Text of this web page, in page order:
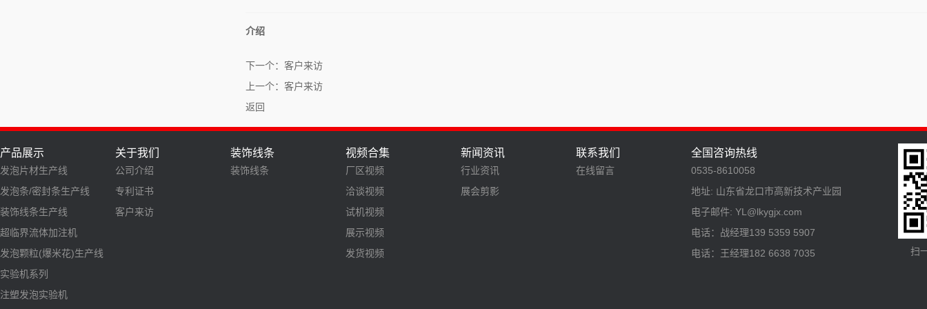
介绍
下一个： 客户来访
上一个： 客户来访
返回
产品展示
发泡片材生产线
发泡条/密封条生产线
装饰线条生产线
超临界流体加注机
发泡颗粒(爆米花)生产线
实验机系列
注塑发泡实验机
关于我们
公司介绍
专利证书
客户来访
装饰线条
装饰线条
视频合集
厂区视频
洽谈视频
试机视频
展示视频
发货视频
新闻资讯
行业资讯
展会剪影
联系我们
在线留言
全国咨询热线
0535-8610058
地址: 山东省龙口市高新技术产业园
电子邮件: YL@lkygjx.com
电话：战经理139 5359 5907
电话：王经理182 6638 7035
扫